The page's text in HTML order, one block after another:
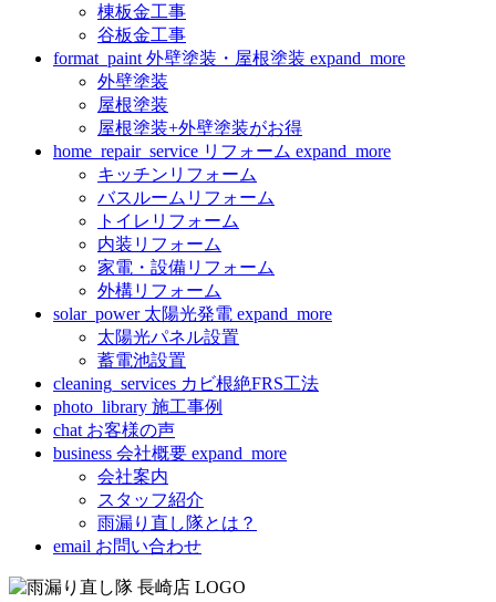
棟板金工事
谷板金工事
format_paint 外壁塗装・屋根塗装 expand_more
外壁塗装
屋根塗装
屋根塗装+外壁塗装がお得
home_repair_service リフォーム expand_more
キッチンリフォーム
バスルームリフォーム
トイレリフォーム
内装リフォーム
家電・設備リフォーム
外構リフォーム
solar_power 太陽光発電 expand_more
太陽光パネル設置
蓄電池設置
cleaning_services カビ根絶FRS工法
photo_library 施工事例
chat お客様の声
business 会社概要 expand_more
会社案内
スタッフ紹介
雨漏り直し隊とは？
email お問い合わせ